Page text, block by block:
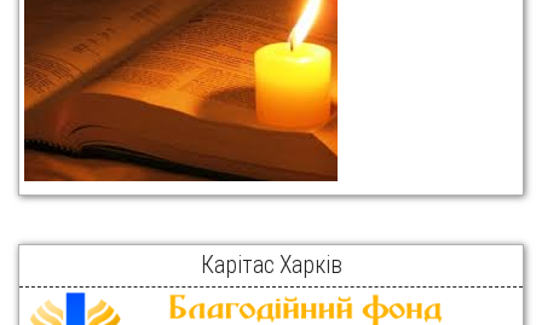
Карітас Харків